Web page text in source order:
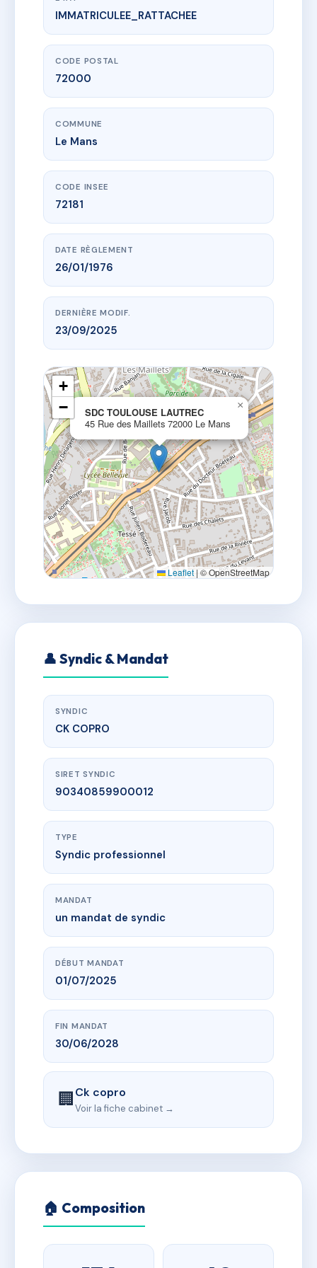
www.vme.plus/AI9282757
SDC TOULOUSE LAUTREC
45 Rue des Maillets
IMMATRICULEE_RATTACHEE
CODE POSTAL
72000
COMMUNE
Le Mans
CODE INSEE
72181
DATE RÈGLEMENT
26/01/1976
DERNIÈRE MODIF.
23/09/2025
SDC TOULOUSE LAUTREC
45 Rue des Maillets 72000 Le Mans
×
+
−
Leaflet | © OpenStreetMap
👤 Syndic & Mandat
SYNDIC
CK COPRO
SIRET SYNDIC
90340859900012
TYPE
Syndic professionnel
MANDAT
un mandat de syndic
DÉBUT MANDAT
01/07/2025
FIN MANDAT
30/06/2028
🏢Ck copro
Voir la fiche cabinet →
🏠 Composition